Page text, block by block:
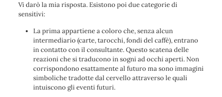
Vi darò la mia risposta. Esistono poi due categorie di
sensitivi:
La prima appartiene a coloro che, senza alcun
intermediario (carte, tarocchi, fondi del caffè), entrano
in contatto con il consultante. Questo scatena delle
reazioni che si traducono in sogni ad occhi aperti. Non
corrispondono esattamente al futuro ma sono immagini
simboliche tradotte dal cervello attraverso le quali
intuiscono gli eventi futuri.